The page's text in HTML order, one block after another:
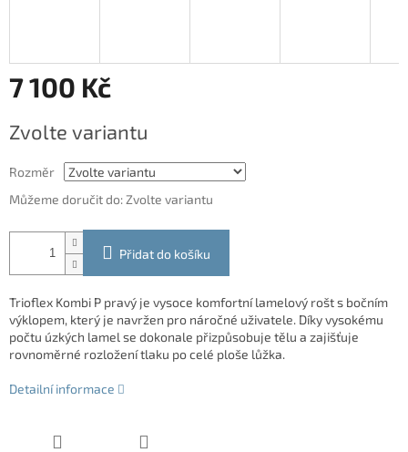
7 100 Kč
cena:
Zvolte variantu
Rozměr
Můžeme doručit do: Zvolte variantu
Přidat do košíku
Trioflex Kombi P pravý je vysoce komfortní lamelový rošt s bočním
výklopem, který je navržen pro náročné uživatele. Díky vysokému
počtu úzkých lamel se dokonale přizpůsobuje tělu a zajišťuje
rovnoměrné rozložení tlaku po celé ploše lůžka.
Detailní informace